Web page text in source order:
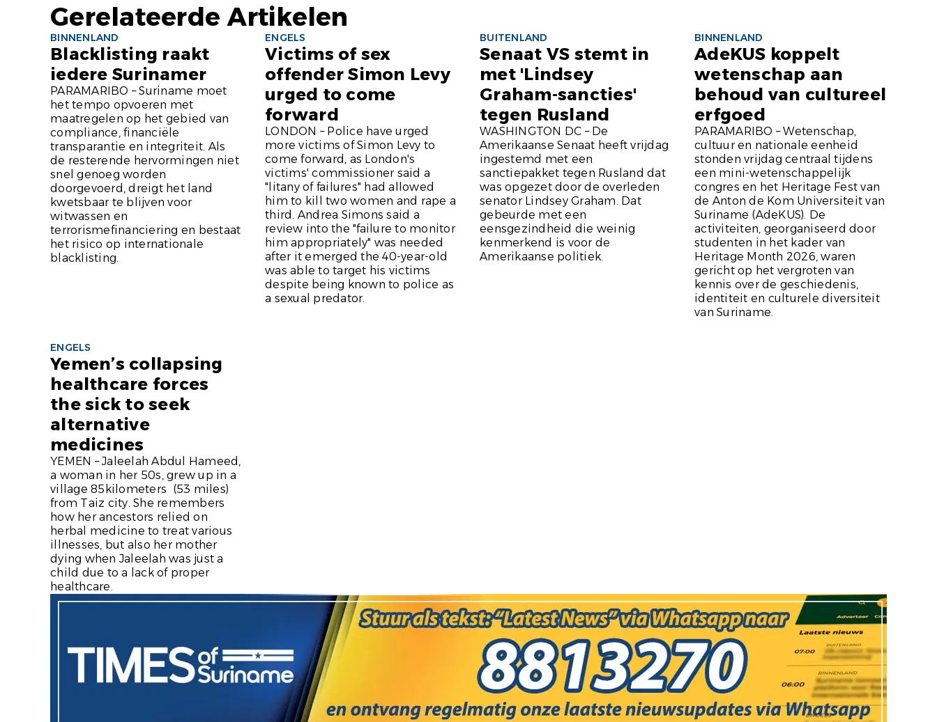
Gerelateerde Artikelen
BINNENLAND
Blacklisting raakt
iedere Surinamer
PARAMARIBO – Suriname moet
het tempo opvoeren met
maatregelen op het gebied van
compliance, financiële
transparantie en integriteit. Als
de resterende hervormingen niet
snel genoeg worden
doorgevoerd, dreigt het land
kwetsbaar te blijven voor
witwassen en
terrorismefinanciering en bestaat
het risico op internationale
blacklisting.
ENGELS
Victims of sex
offender Simon Levy
urged to come
forward
LONDON – Police have urged
more victims of Simon Levy to
come forward, as London's
victims' commissioner said a
"litany of failures" had allowed
him to kill two women and rape a
third. Andrea Simons said a
review into the "failure to monitor
him appropriately" was needed
after it emerged the 40-year-old
was able to target his victims
despite being known to police as
a sexual predator.
BUITENLAND
Senaat VS stemt in
met 'Lindsey
Graham-sancties'
tegen Rusland
WASHINGTON DC – De
Amerikaanse Senaat heeft vrijdag
ingestemd met een
sanctiepakket tegen Rusland dat
was opgezet door de overleden
senator Lindsey Graham. Dat
gebeurde met een
eensgezindheid die weinig
kenmerkend is voor de
Amerikaanse politiek.
BINNENLAND
AdeKUS koppelt
wetenschap aan
behoud van cultureel
erfgoed
PARAMARIBO – Wetenschap,
cultuur en nationale eenheid
stonden vrijdag centraal tijdens
een mini-wetenschappelijk
congres en het Heritage Fest van
de Anton de Kom Universiteit van
Suriname (AdeKUS). De
activiteiten, georganiseerd door
studenten in het kader van
Heritage Month 2026, waren
gericht op het vergroten van
kennis over de geschiedenis,
identiteit en culturele diversiteit
van Suriname.
ENGELS
Yemen’s collapsing
healthcare forces
the sick to seek
alternative
medicines
YEMEN – Jaleelah Abdul Hameed,
a woman in her 50s, grew up in a
village 85kilometers (53 miles)
from Taiz city. She remembers
how her ancestors relied on
herbal medicine to treat various
illnesses, but also her mother
dying when Jaleelah was just a
child due to a lack of proper
healthcare.